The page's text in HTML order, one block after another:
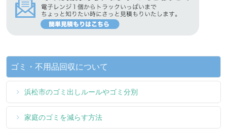
ゴミ・不用品回収について
浜松市のゴミ出しルールやゴミ分別
家庭のゴミを減らす方法